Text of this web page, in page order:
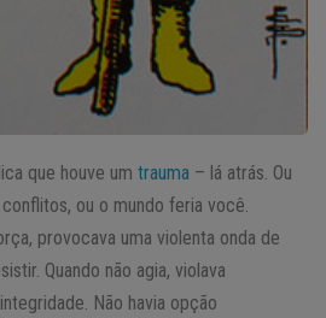
que houve um trauma – lá atrás. Ou
ou o mundo feria você.
provocava uma violenta onda de
Quando não agia, violava
Não havia opção